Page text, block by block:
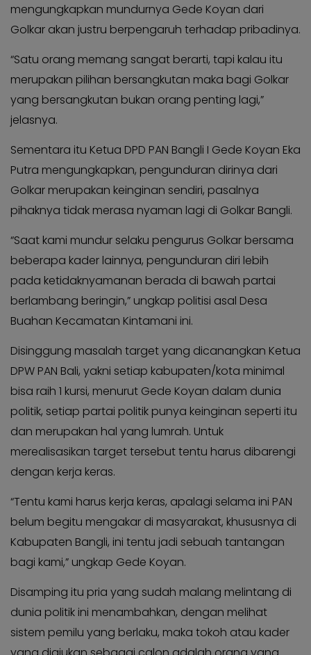
mengungkapkan mundurnya Gede Koyan dari
Golkar akan justru berpengaruh terhadap pribadinya.
“Satu orang memang sangat berarti, tapi kalau itu
merupakan pilihan bersangkutan maka bagi Golkar
yang bersangkutan bukan orang penting lagi,”
jelasnya.
Sementara itu Ketua DPD PAN Bangli I Gede Koyan Eka
Putra mengungkapkan, pengunduran dirinya dari
Golkar merupakan keinginan sendiri, pasalnya
pihaknya tidak merasa nyaman lagi di Golkar Bangli.
“Saat kami mundur selaku pengurus Golkar bersama
beberapa kader lainnya, pengunduran diri lebih
pada ketidaknyamanan berada di bawah partai
berlambang beringin,” ungkap politisi asal Desa
Buahan Kecamatan Kintamani ini.
Disinggung masalah target yang dicanangkan Ketua
DPW PAN Bali, yakni setiap kabupaten/kota minimal
bisa raih 1 kursi, menurut Gede Koyan dalam dunia
politik, setiap partai politik punya keinginan seperti itu
dan merupakan hal yang lumrah. Untuk
merealisasikan target tersebut tentu harus dibarengi
dengan kerja keras.
“Tentu kami harus kerja keras, apalagi selama ini PAN
belum begitu mengakar di masyarakat, khususnya di
Kabupaten Bangli, ini tentu jadi sebuah tantangan
bagi kami,” ungkap Gede Koyan.
Disamping itu pria yang sudah malang melintang di
dunia politik ini menambahkan, dengan melihat
sistem pemilu yang berlaku, maka tokoh atau kader